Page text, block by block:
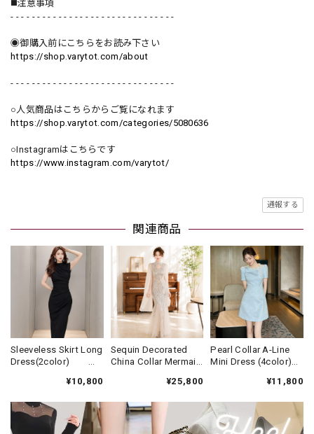
◼️注意事項
- - - - - - - - - - - - - - - - - - - - - - - - - - - - - - -
◉御購入前にこちらをお読み下さい
https://shop.varytot.com/about
- - - - - - - - - - - - - - - - - - - - - - - - - - - - - - -
○人気商品はこちらからご覧になれます
https://shop.varytot.com/categories/5080636
○Instagramはこちらです
https://www.instagram.com/varytot/
通報する
関連商品
Sleeveless Skirt Long
Dress(2color)
¥10,800
Sequin Decorated
China Collar Mermaid
¥25,800
Pearl Collar A-Line
Mini Dress (4color)
¥11,800